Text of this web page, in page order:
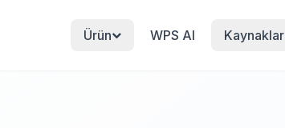
Ürün WPS AI Kaynaklar